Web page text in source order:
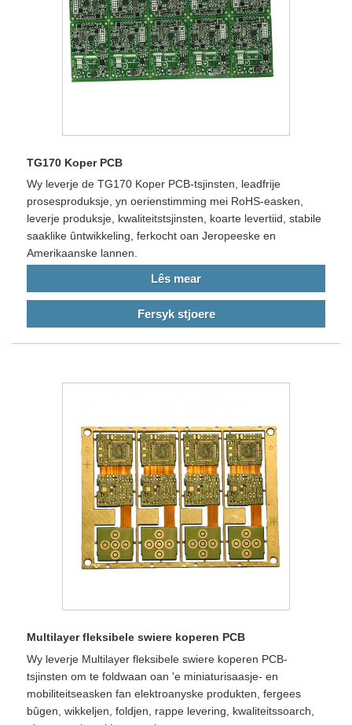
TG170 Koper PCB
Wy leverje de TG170 Koper PCB-tsjinsten, leadfrije
prosesproduksje, yn oerienstimming mei RoHS-easken,
leverje produksje, kwaliteitstsjinsten, koarte levertiid, stabile
saaklike ûntwikkeling, ferkocht oan Jeropeeske en
Amerikaanske lannen.
Lês mear
Fersyk stjoere
Multilayer fleksibele swiere koperen PCB
Wy leverje Multilayer fleksibele swiere koperen PCB-
tsjinsten om te foldwaan oan 'e miniaturisaasje- en
mobiliteitseasken fan elektroanyske produkten, fergees
bûgen, wikkeljen, foldjen, rappe levering, kwaliteitssoarch,